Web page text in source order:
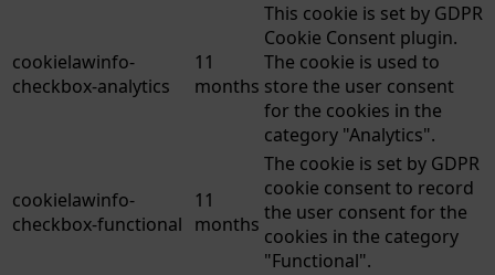
cookielawinfo-
checkbox-analytics
11
months
This cookie is set by GDPR
Cookie Consent plugin.
The cookie is used to
store the user consent
for the cookies in the
category "Analytics".
cookielawinfo-
checkbox-functional
11
months
The cookie is set by GDPR
cookie consent to record
the user consent for the
cookies in the category
"Functional".